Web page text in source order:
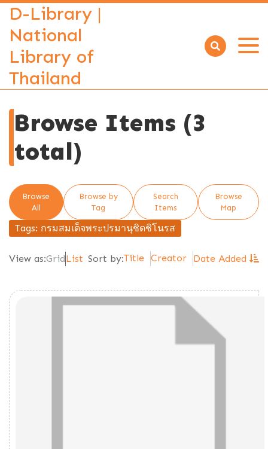
D-Library |
National
Library of
Thailand
Open
Browse Items (3
total)
Browse
All
Browse by
Tag
Search
Items
Browse
Map
Tags: กรมสมเด็จพระปรมานุชิตชิโนรส
View as:GridList Sort by:Title Creator Date Added